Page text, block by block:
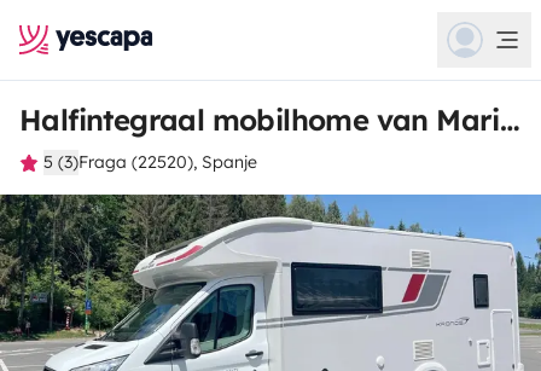
Halfintegraal mobilhome van Marilena
5 (3)Fraga (22520), Spanje